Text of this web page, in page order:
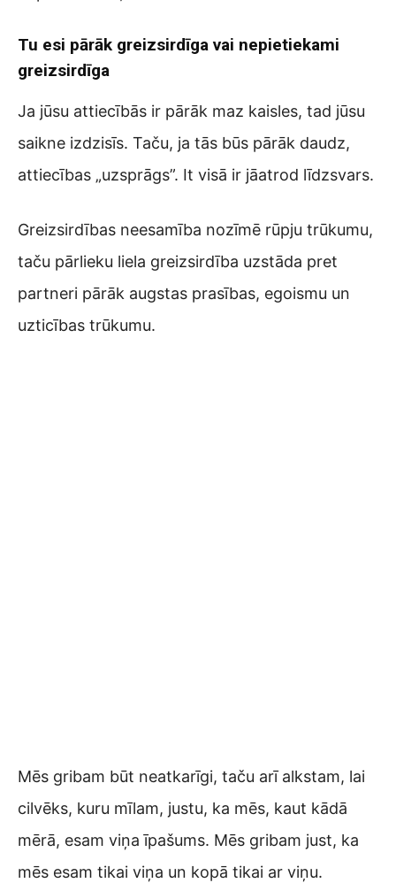
Tu esi pārāk greizsirdīga vai nepietiekami
greizsirdīga
Ja jūsu attiecībās ir pārāk maz kaisles, tad jūsu
saikne izdzisīs. Taču, ja tās būs pārāk daudz,
attiecības „uzsprāgs”. It visā ir jāatrod līdzsvars.
Greizsirdības neesamība nozīmē rūpju trūkumu,
taču pārlieku liela greizsirdība uzstāda pret
partneri pārāk augstas prasības, egoismu un
uzticības trūkumu.
Mēs gribam būt neatkarīgi, taču arī alkstam, lai
cilvēks, kuru mīlam, justu, ka mēs, kaut kādā
mērā, esam viņa īpašums. Mēs gribam just, ka
mēs esam tikai viņa un kopā tikai ar viņu.